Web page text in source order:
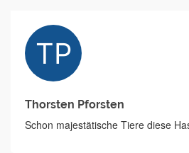
Thorsten Pforsten
Schon majestätische Tiere diese